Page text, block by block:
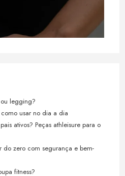
legging?
como usar no dia a dia
ativos? Peças athleisure para o
zero com segurança e bem-
fitness?